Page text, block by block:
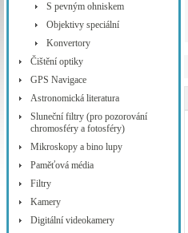
S pevným ohniskem
Objektivy speciální
Konvertory
Čištění optiky
GPS Navigace
Astronomická literatura
Sluneční filtry (pro pozorování
chromosféry a fotosféry)
Mikroskopy a bino lupy
Paměťová média
Filtry
Kamery
Digitální videokamery